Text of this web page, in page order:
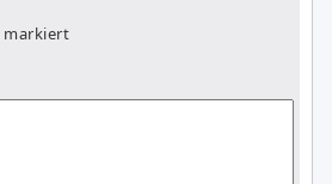
markiert